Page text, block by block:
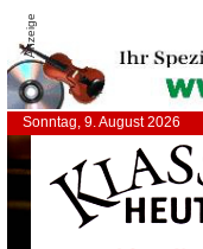
Anzeige
Sonntag, 9. August 2026